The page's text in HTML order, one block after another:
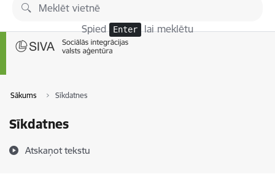
Pāriet uz lapas saturu
Spied Enter lai meklētu
Sākums Sīkdatnes
Sīkdatnes
Atskaņot tekstu